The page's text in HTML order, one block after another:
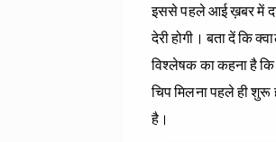
इससे पहले आई ख़बर में
देरी होगी। बता दें कि
विश्लेषक का कहना है कि
चिप मिलना पहले ही शुरू
है।